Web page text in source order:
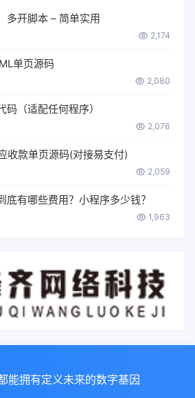
多开脚本 – 简单实用
2,174
单页源码
2,080
（适配任何程序）
2,076
收款单页源码(对接易支付)
2,059
底有哪些费用？小程序多少钱？
1,963
能拥有定义未来的数字基因